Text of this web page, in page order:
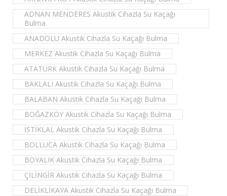
ADNAN MENDERES Akustik Cihazla Su Kaçağı
Bulma
ANADOLU Akustik Cihazla Su Kaçağı Bulma
MERKEZ Akustik Cihazla Su Kaçağı Bulma
ATATÜRK Akustik Cihazla Su Kaçağı Bulma
BAKLALI Akustik Cihazla Su Kaçağı Bulma
BALABAN Akustik Cihazla Su Kaçağı Bulma
BOĞAZKÖY Akustik Cihazla Su Kaçağı Bulma
İSTİKLAL Akustik Cihazla Su Kaçağı Bulma
BOLLUCA Akustik Cihazla Su Kaçağı Bulma
BOYALIK Akustik Cihazla Su Kaçağı Bulma
ÇİLİNGİR Akustik Cihazla Su Kaçağı Bulma
DELİKLİKAYA Akustik Cihazla Su Kaçağı Bulma